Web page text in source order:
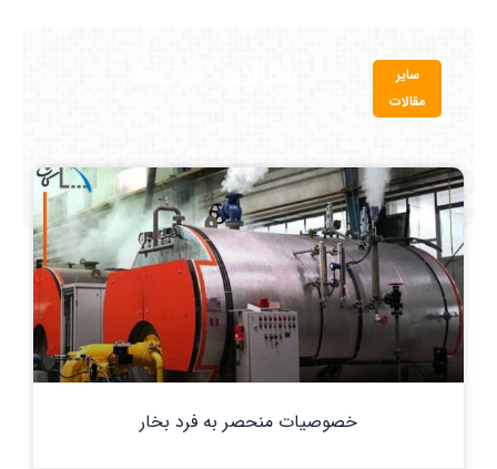
سایر
مقالات
خصوصیات منحصر به فرد بخار